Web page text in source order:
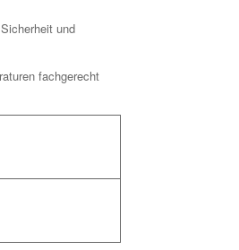
und
fachgerecht